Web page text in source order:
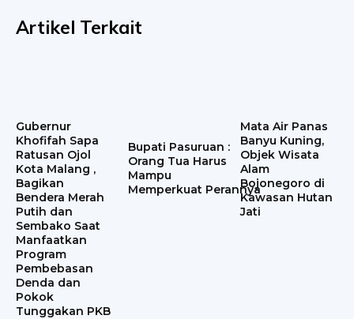
Artikel Terkait
Gubernur
Khofifah Sapa
Ratusan Ojol
Kota Malang ,
Bagikan
Bendera Merah
Putih dan
Sembako Saat
Manfaatkan
Program
Pembebasan
Denda dan
Pokok
Tunggakan PKB
Bupati Pasuruan :
Orang Tua Harus
Mampu
Memperkuat Perannya
Mata Air Panas
Banyu Kuning,
Objek Wisata
Alam
Bojonegoro di
Kawasan Hutan
Jati